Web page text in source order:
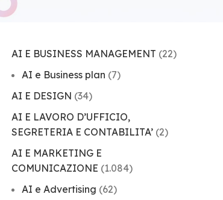
AI E BUSINESS MANAGEMENT (22)
AI e Business plan (7)
AI E DESIGN (34)
AI E LAVORO D’UFFICIO,
SEGRETERIA E CONTABILITA’(2)
AI E MARKETING E
COMUNICAZIONE (1.084)
AI e Advertising (62)